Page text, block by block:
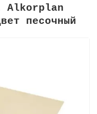
Alkorplan
песочный